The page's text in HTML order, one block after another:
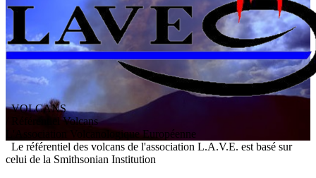
VOLCANS
/ Référentiel Volcans
ssociation V olcanologiqueEuropéenne
Le référentiel des volcans de l'association L.A.V.E. est basé sur
celui de la Smithsonian Institution